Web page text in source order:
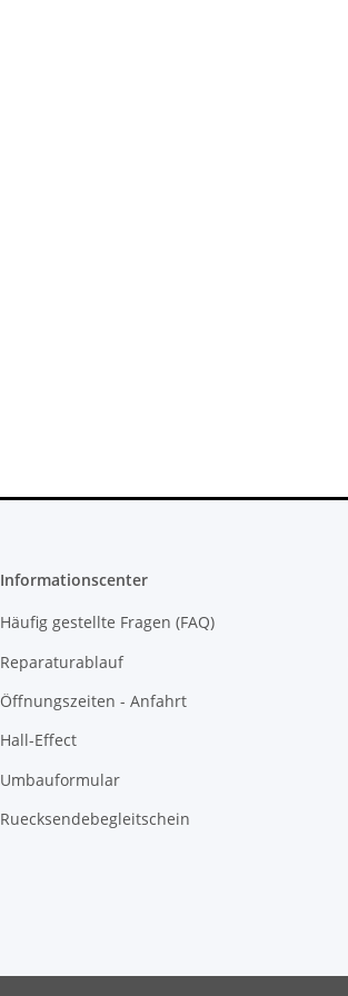
Informationscenter
Häufig gestellte Fragen (FAQ)
Reparaturablauf
Öffnungszeiten - Anfahrt
Hall-Effect
Umbauformular
Ruecksendebegleitschein